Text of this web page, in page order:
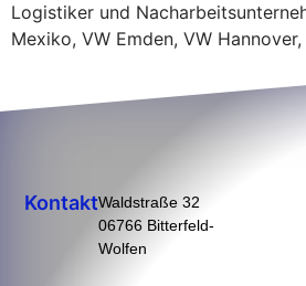
Logistiker und
Mexiko, VW Emden, VW
KontaktWaldstraße 32
06766 Bitterfeld-
Wolfen